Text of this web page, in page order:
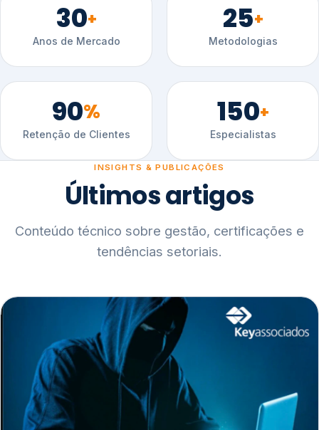
30+
Anos de Mercado
25+
Metodologias
90%
Retenção de Clientes
150+
Especialistas
INSIGHTS & PUBLICAÇÕES
Últimos artigos
Conteúdo técnico sobre gestão, certificações e
tendências setoriais.